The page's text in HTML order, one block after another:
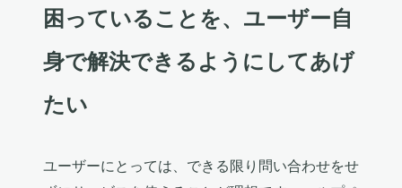
困っていることを、ユーザー自
身で解決できるようにしてあげ
たい
ユーザーにとっては、できる限り問い合わせをせ